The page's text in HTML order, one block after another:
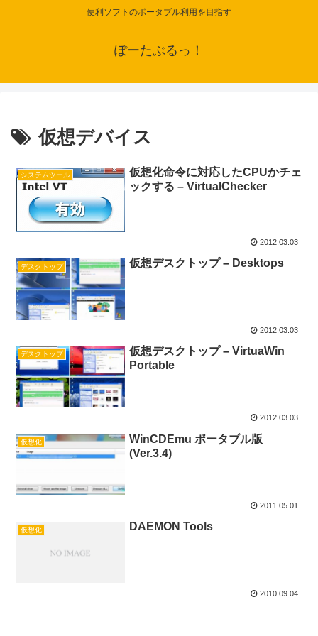
便利ソフトのポータブル利用を目指す
ぽーたぶるっ！
仮想デバイス
システムツール
仮想化命令に対応したCPUかチェ
ックする – VirtualChecker
2012.03.03
デスクトップ 仮想デスクトップ – Desktops
2012.03.03
デスクトップ
仮想デスクトップ – VirtuaWin
Portable
2012.03.03
仮想化
WinCDEmu ポータブル版
(Ver.3.4)
2011.05.01
仮想化 DAEMON Tools
2010.09.04